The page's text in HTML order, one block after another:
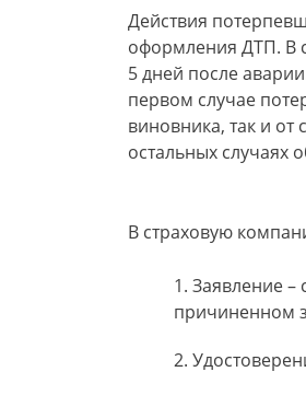
Действия
оформления ДТП. В
5 дней после
первом случае
виновника, так и
остальных случаях
В страховую
Заявление –
причиненном